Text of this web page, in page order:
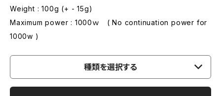
Weight : 100g (+ - 15g)
Maximum power : 1000ｗ ( No continuation power for
1000w )
種類を選択する